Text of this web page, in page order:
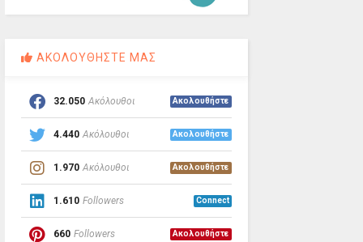
ΑΚΟΛΟΥΘΗΣΤΕ ΜΑΣ
32.050 Ακόλουθοι Ακολουθήστε
4.440 Ακόλουθοι Ακολουθήστε
1.970 Ακόλουθοι Ακολουθήστε
1.610 Followers Connect
660 Followers Ακολουθήστε